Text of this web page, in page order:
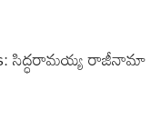
సిద్ధరామయ్య రాజీనామా